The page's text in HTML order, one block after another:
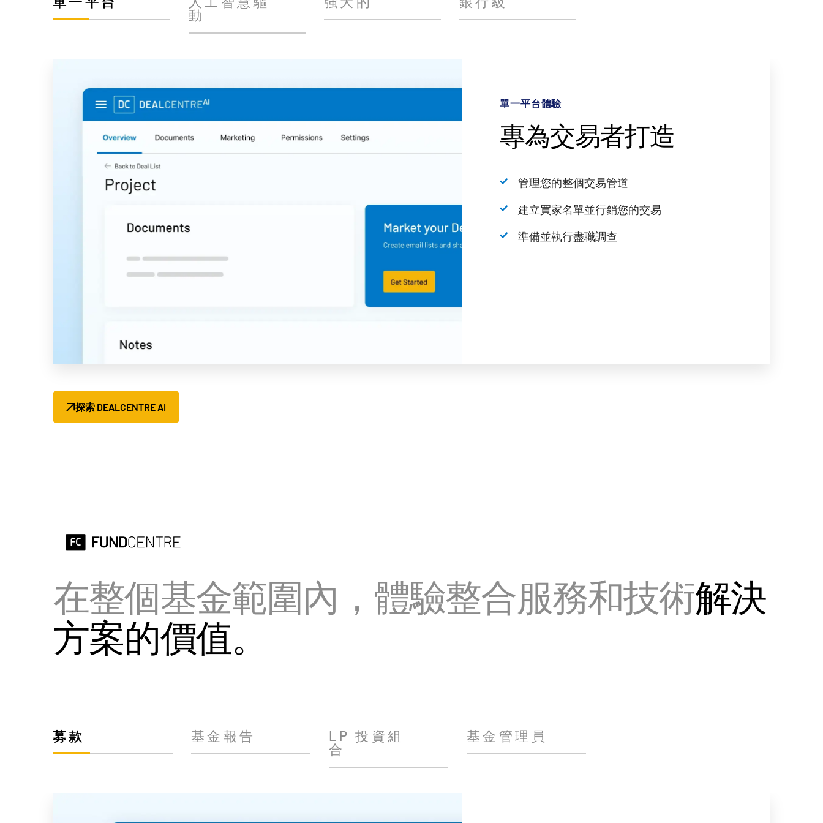
動
單一平台體驗
專為交易者打造
管理您的整個交易管道
建立買家名單並行銷您的交易
準備並執行盡職調查
人工智慧驅動的工作流程
由 Intralinks Link 提供
利用生成式人工智慧的力量
解鎖智慧資訊發現
強大的分析和深入解析
利用資料推動決策
儲存和存取過去的資料
執行跨交易分析
利用人工智慧發現更深入的見解
銀行級安全
安全第一的方法
無與倫比的資料隱私控制
動態自訂浮水印
綜合審計報告
探索 DEALCENTRE AI
在整個基金範圍內，體驗整合服務和技術解決
方案的價值。
募款 基金報告
LP 投資組
合
基金管理員